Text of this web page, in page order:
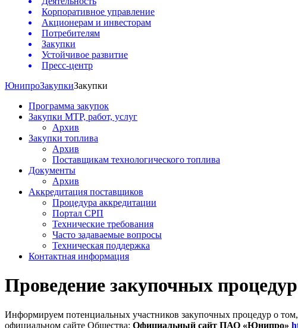
Корпоративное управление
Акционерам и инвесторам
Потребителям
Закупки
Устойчивое развитие
Пресс-центр
ЮнипроЗакупкиЗакупки
Программа закупок
Закупки МТР, работ, услуг
Архив
Закупки топлива
Архив
Поставщикам технологического топлива
Документы
Архив
Аккредитация поставщиков
Процедура аккредитации
Портал СРП
Технические требования
Часто задаваемые вопросы
Техническая поддержка
Контактная информация
Проведение закупочных процедур
Информируем потенциальных участников закупочных процедур о
официальном сайте Общества: Официальный сайт ПАО «Юнипро»